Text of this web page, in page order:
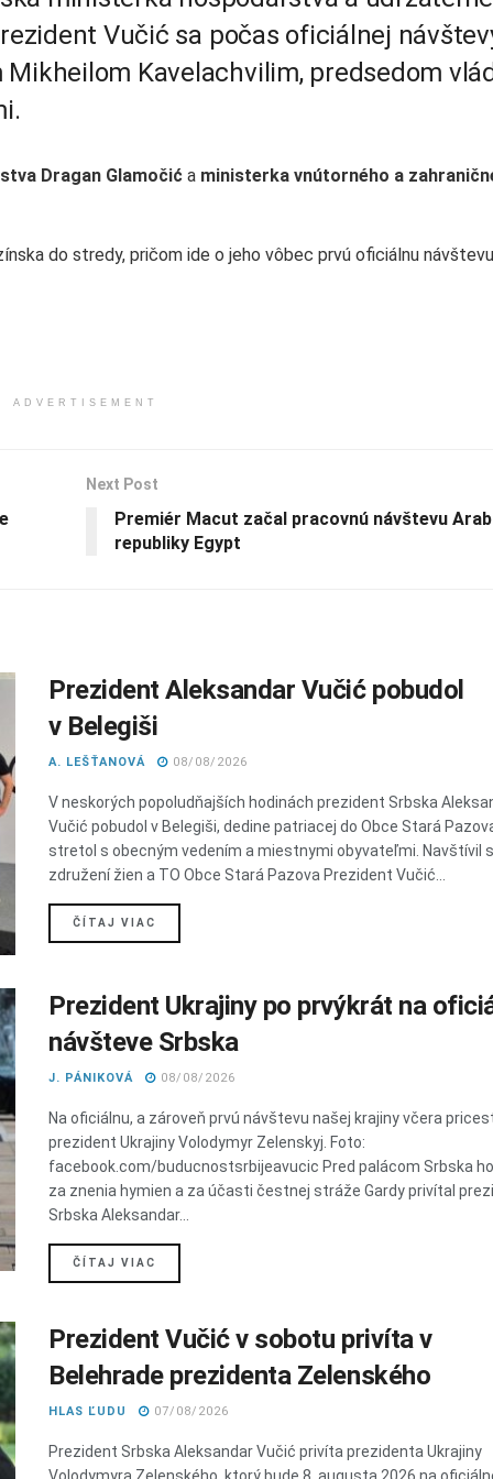
Vučić sa počas oficiálnej
Kavelachvilim, predsedom
Dragan Glamočić a ministerka vnútorného a
do stredy, pričom ide o jeho vôbec prvú oficiálnu
ADVERTISEMENT
Next Post
Premiér Macut začal pracovnú návštevu
republiky Egypt
Prezident Aleksandar Vučić pobudol
v Belegiši
A. LEŠŤANOVÁ 08/08/2026
V neskorých popoludňajších hodinách prezident Srbska
Vučić pobudol v Belegiši, dedine patriacej do Obce Stará
stretol s obecným vedením a miestnymi obyvateľmi. Navštívil
združení žien a TO Obce Stará Pazova Prezident Vučić...
ČÍTAJ VIAC
Prezident Ukrajiny po prvýkrát na
návšteve Srbska
J. PÁNIKOVÁ 08/08/2026
Na oficiálnu, a zároveň prvú návštevu našej krajiny včera
prezident Ukrajiny Volodymyr Zelenskyj. Foto:
facebook.com/buducnostsrbijeavucic Pred palácom Srbska
za znenia hymien a za účasti čestnej stráže Gardy privítal
Srbska Aleksandar...
ČÍTAJ VIAC
Prezident Vučić v sobotu privíta v
Belehrade prezidenta Zelenského
HLAS ĽUDU 07/08/2026
Prezident Srbska Aleksandar Vučić privíta prezidenta Ukrajiny